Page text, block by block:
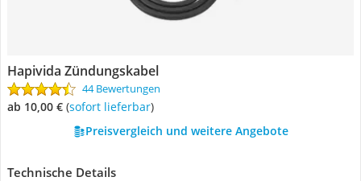
Hapivida Zündungskabel
44 Bewertungen
ab 10,00 € ( Sofort lieferbar)
Preisvergleich und weitere Angebote
Technische Details